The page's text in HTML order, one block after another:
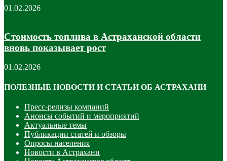
01.02.2026
Стоимость топлива в Астраханской области
вновь показывает рост
01.02.2026
ПОЛЕЗНЫЕ НОВОСТИ И СТАТЬИ ОБ АСТРАХАНИ
Пресс-релизы компаний
Анонсы событий и мероприятий
Актуальные темы
Публикации статей и обзоры
Опросы населения
Новости в Астрахани